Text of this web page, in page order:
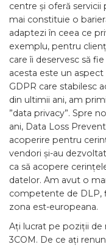
centre și oferă servicii
mai constituie o
adaptezi în ceea ce
exemplu, pentru
care îi deservesc să
acesta este un
GDPR care stabilesc
din ultimii ani, am
”data privacy”. Spre
ani, Data Loss
acoperire pentru
vendori și-au
ca să acopere
datelor. Am avut o
competente de DLP,
zona est-europeana.
Ați lucrat pe poziții
3COM. De ce ați